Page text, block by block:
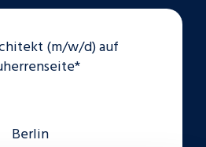
(m/w/d) auf
Berlin